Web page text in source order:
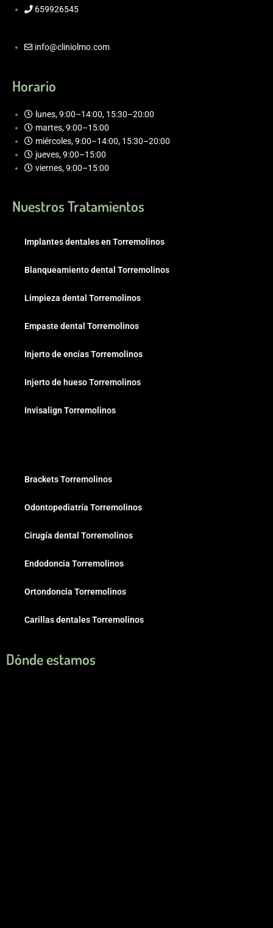
659926545
info@cliniolmo.com
Horario
lunes, 9:00–14:00, 15:30–20:00
martes, 9:00–15:00
miércoles, 9:00–14:00, 15:30–20:00
jueves, 9:00–15:00
viernes, 9:00–15:00
Nuestros Tratamientos
Implantes dentales en Torremolinos
Blanqueamiento dental Torremolinos
Limpieza dental Torremolinos
Empaste dental Torremolinos
Injerto de encías Torremolinos
Injerto de hueso Torremolinos
Invisalign Torremolinos
Brackets Torremolinos
Odontopediatría Torremolinos
Cirugía dental Torremolinos
Endodoncia Torremolinos
Ortondoncia Torremolinos
Carillas dentales Torremolinos
Dónde estamos